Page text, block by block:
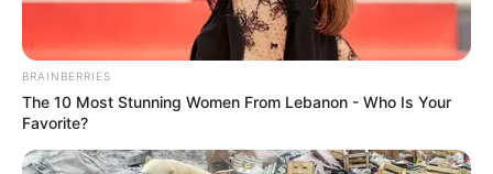
BRAINBERRIES
The 10 Most Stunning Women From Lebanon - Who Is Your
Favorite?